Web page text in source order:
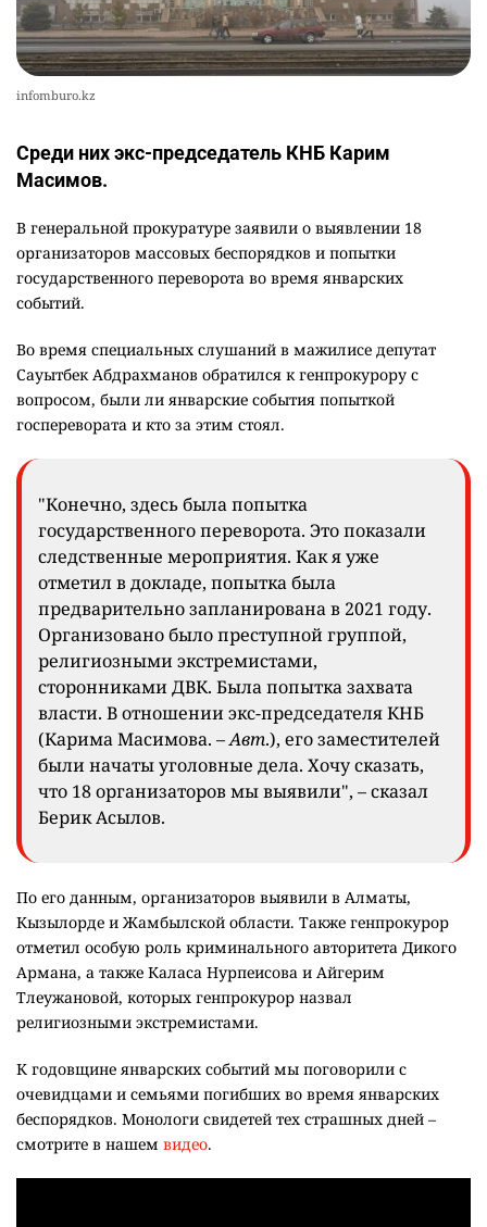
infomburo.kz
Среди них экс-председатель КНБ Карим
Масимов.
В генеральной прокуратуре заявили о выявлении 18
организаторов массовых беспорядков и попытки
государственного переворота во время январских
событий.
Во время специальных слушаний в мажилисе депутат
Сауытбек Абдрахманов обратился к генпрокурору с
вопросом, были ли январские события попыткой
госперевората и кто за этим стоял.
"Конечно, здесь была попытка
государственного переворота. Это показали
следственные мероприятия. Как я уже
отметил в докладе, попытка была
предварительно запланирована в 2021 году.
Организовано было преступной группой,
религиозными экстремистами,
сторонниками ДВК. Была попытка захвата
власти. В отношении экс-председателя КНБ
(Карима Масимова. –Авт.), его заместителей
были начаты уголовные дела. Хочу сказать,
что 18 организаторов мы выявили", – сказал
Берик Асылов.
По его данным, организаторов выявили в Алматы,
Кызылорде и Жамбылской области. Также генпрокурор
отметил особую роль криминального авторитета Дикого
Армана, а также Каласа Нурпеисова и Айгерим
Тлеужановой, которых генпрокурор назвал
религиозными экстремистами.
К годовщине январских событий мы поговорили с
очевидцами и семьями погибших во время январских
беспорядков. Монологи свидетей тех страшных дней –
смотрите в нашем видео.